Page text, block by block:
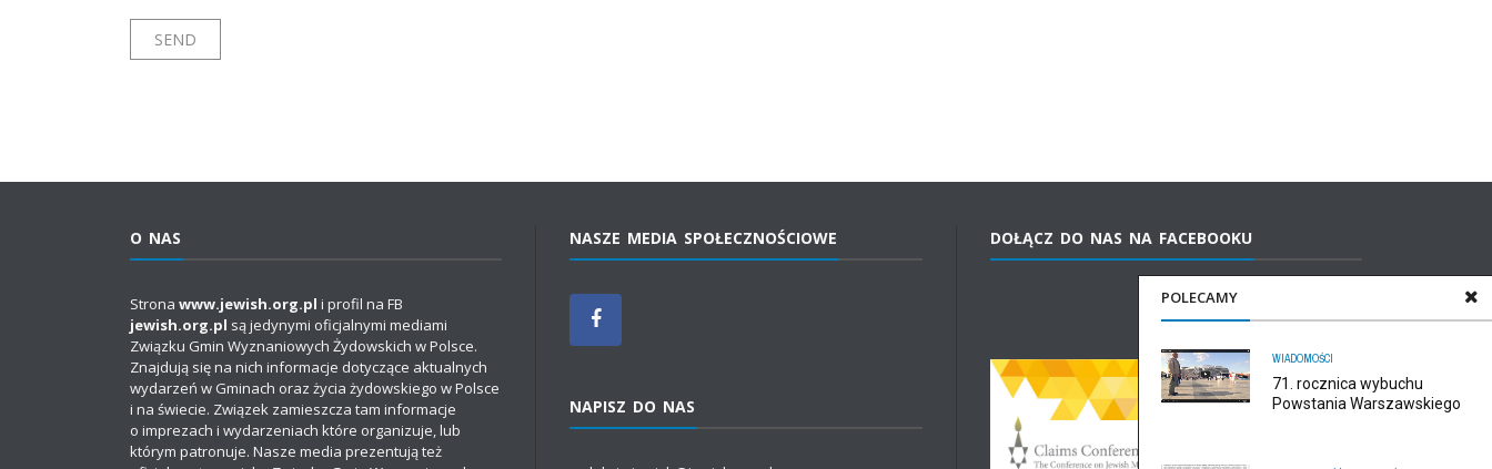
POLECAMY
WIADOMOŚCI
71. rocznica wybuchu
Powstania Warszawskiego
O NAS
Strona www.jewish.org.pl i profil na FB
jewish.org.pl są jedynymi oficjalnymi mediami
Związku Gmin Wyznaniowych Żydowskich w Polsce.
Znajdują się na nich informacje dotyczące aktualnych
wydarzeń w Gminach oraz życia żydowskiego w Polsce
i na świecie. Związek zamieszcza tam informacje
o imprezach i wydarzeniach które organizuje, lub
którym patronuje. Nasze media prezentują też
NASZE MEDIA SPOŁECZNOŚCIOWE
NAPISZ DO NAS
DOŁĄCZ DO NAS NA FACEBOOKU